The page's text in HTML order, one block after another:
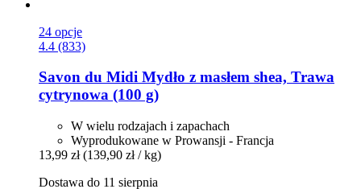
24 opcje
4.4 (833)
Savon du Midi Mydło z masłem shea, Trawa
cytrynowa (100 g)
W wielu rodzajach i zapachach
Wyprodukowane w Prowansji - Francja
13,99 zł (139,90 zł / kg)
Dostawa do 11 sierpnia